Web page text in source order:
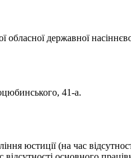
державної
41-а.
юстиції (на час